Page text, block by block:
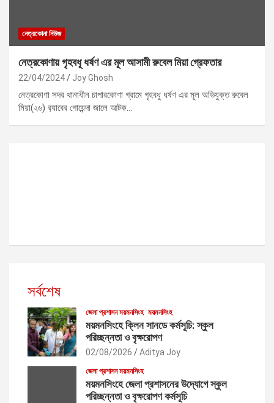
নেত্রকোনা নিউজ
নেত্রকোণায় গৃহবধূ ধর্ষণ এর মূল আসামী রুবেল মিয়া গ্রেফতার
22/04/2024 Joy Ghosh
নেত্রকোণা সদর থানাধীন চাপারকোণা গ্রামে গৃহবধু ধর্ষণ এর মূল অভিযুক্ত রুবেল
মিয়া(২৬) র‍্যাবের গোয়েন্দা জালে আটক…
সর্বশেষ
জেলা প্রশাসন ময়মনসিংহ ময়মনসিংহ
ময়মনসিংহে ক্লিন সানডে কর্মসূচি: স্কুল
পরিচ্ছন্নতা ও বৃক্ষরোপণ
02/08/2026 Aditya Joy
জেলা প্রশাসন ময়মনসিংহ
ময়মনসিংহে জেলা প্রশাসনের উদ্যোগে স্কুল
পরিচ্ছন্নতা ও বৃক্ষরোপণ কর্মসূচি